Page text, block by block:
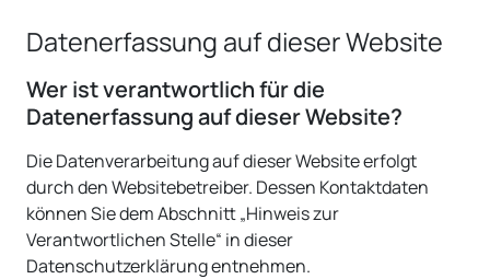
Datenerfassung auf dieser Website
Wer ist verantwortlich für die
Datenerfassung auf dieser Website?
Die Datenverarbeitung auf dieser Website erfolgt
durch den Websitebetreiber. Dessen Kontaktdaten
können Sie dem Abschnitt „Hinweis zur
Verantwortlichen Stelle“ in dieser
Datenschutzerklärung entnehmen.